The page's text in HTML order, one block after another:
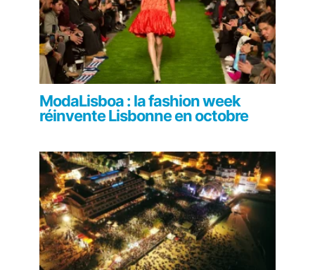
ModaLisboa : la fashion week
réinvente Lisbonne en octobre